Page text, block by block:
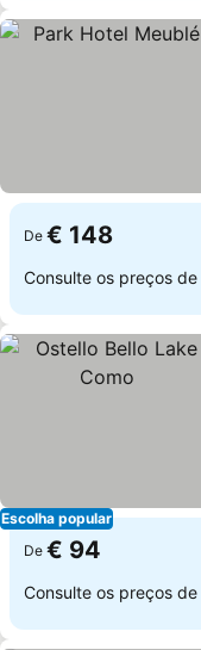
De € 148
Consulte os preços de
Escolha popular
De € 94
Consulte os preços de